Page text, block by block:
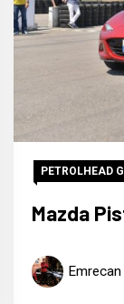
PETROLHEAD
Mazda
Emrecan